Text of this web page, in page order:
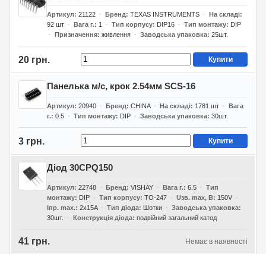
Артикул 21122 Бренд TEXAS INSTRUMENTS
На складі
92 шт Вага г. 1 Тип корпусу DIP16 Тип монтажу
DIP
Призначення живлення Заводська упаковка 25шт.
20 грн. Купити
Панелька м/с, крок 2.54мм SCS-16
Артикул 20940 Бренд CHINA На складі 1781 шт
Вага
г. 0.5 Тип монтажу DIP Заводська упаковка 30шт.
3 грн. Купити
Діод 30CPQ150
Артикул 22748 Бренд VISHAY Вага г. 6.5
Тип
монтажу
DIP Тип корпусу TO-247 Uзв. max, В
150V
Iпр. max. 2x15A Тип діода Шотки
Заводська упаковка
30шт.
Конструкція діода подвійний загальний катод
41 грн. Немає в наявності